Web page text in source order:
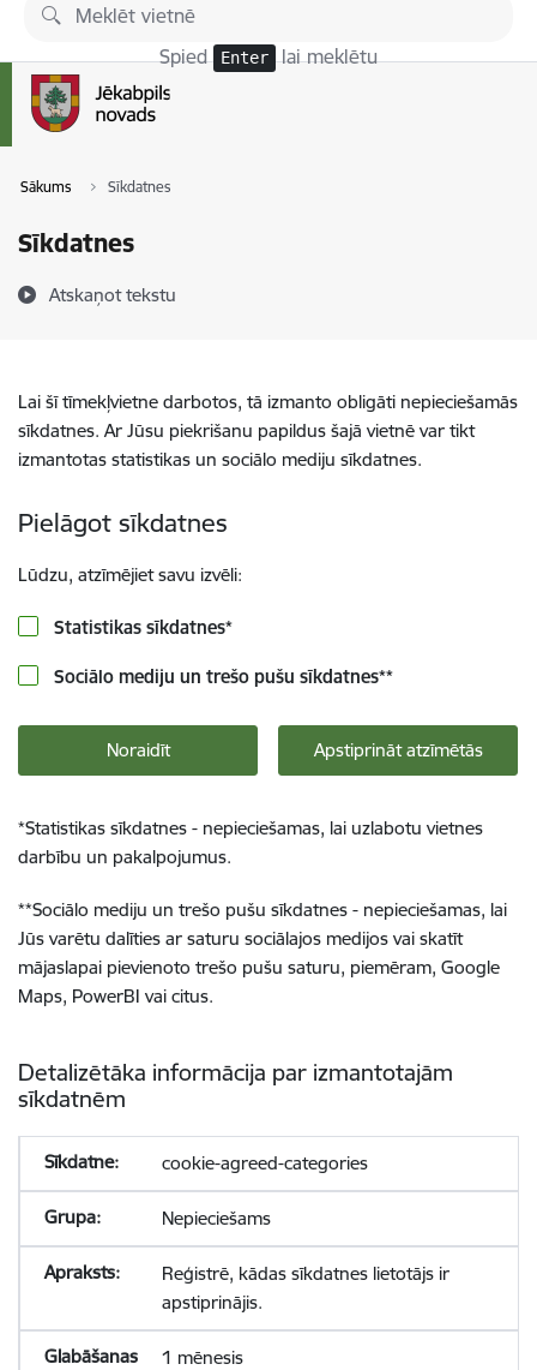
Pāriet uz lapas saturu
Spied Enter lai meklētu
Sākums Sīkdatnes
Sīkdatnes
Atskaņot tekstu
Lai šī tīmekļvietne darbotos, tā izmanto obligāti nepieciešamās
sīkdatnes. Ar Jūsu piekrišanu papildus šajā vietnē var tikt
izmantotas statistikas un sociālo mediju sīkdatnes.
Pielāgot sīkdatnes
Lūdzu, atzīmējiet savu izvēli:
Statistikas sīkdatnes*
Sociālo mediju un trešo pušu sīkdatnes**
Noraidīt Apstiprināt atzīmētās
*Statistikas sīkdatnes - nepieciešamas, lai uzlabotu vietnes
darbību un pakalpojumus.
**Sociālo mediju un trešo pušu sīkdatnes - nepieciešamas, lai
Jūs varētu dalīties ar saturu sociālajos medijos vai skatīt
mājaslapai pievienoto trešo pušu saturu, piemēram, Google
Maps, PowerBI vai citus.
Detalizētāka informācija par izmantotajām
sīkdatnēm
cookie-agreed-categories
Nepieciešams
Reģistrē, kādas sīkdatnes lietotājs ir
apstiprinājis.
1 mēnesis